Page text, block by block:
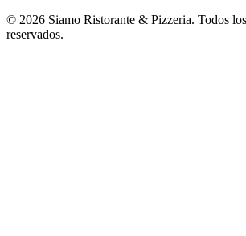
© 2026 Siamo Ristorante & Pizzeria. Todos
reservados.